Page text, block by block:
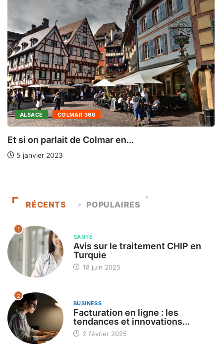
ALSACE COLMAR 360
Et si on parlait de Colmar en...
5 janvier 2023
RÉCENTS POPULAIRES
1
SANTÉ
Avis sur le traitement CHIP en
Turquie
18 juin 2025
2
BUSINESS
Facturation en ligne : les
tendances et innovations...
2 février 2025